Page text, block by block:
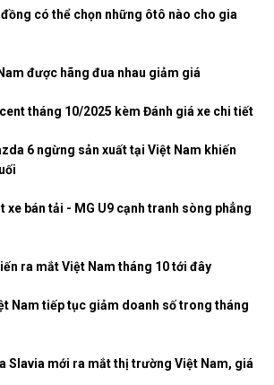
có thể chọn những ôtô nào cho gia
được hãng đua nhau giảm giá
tháng 10/2025 kèm Đánh giá xe chi tiết
6 ngừng sản xuất tại Việt Nam khiến
xe bán tải - MG U9 cạnh tranh sòng phẳng
ra mắt Việt Nam tháng 10 tới đây
Nam tiếp tục giảm doanh số trong tháng
Slavia mới ra mắt thị trường Việt Nam, giá